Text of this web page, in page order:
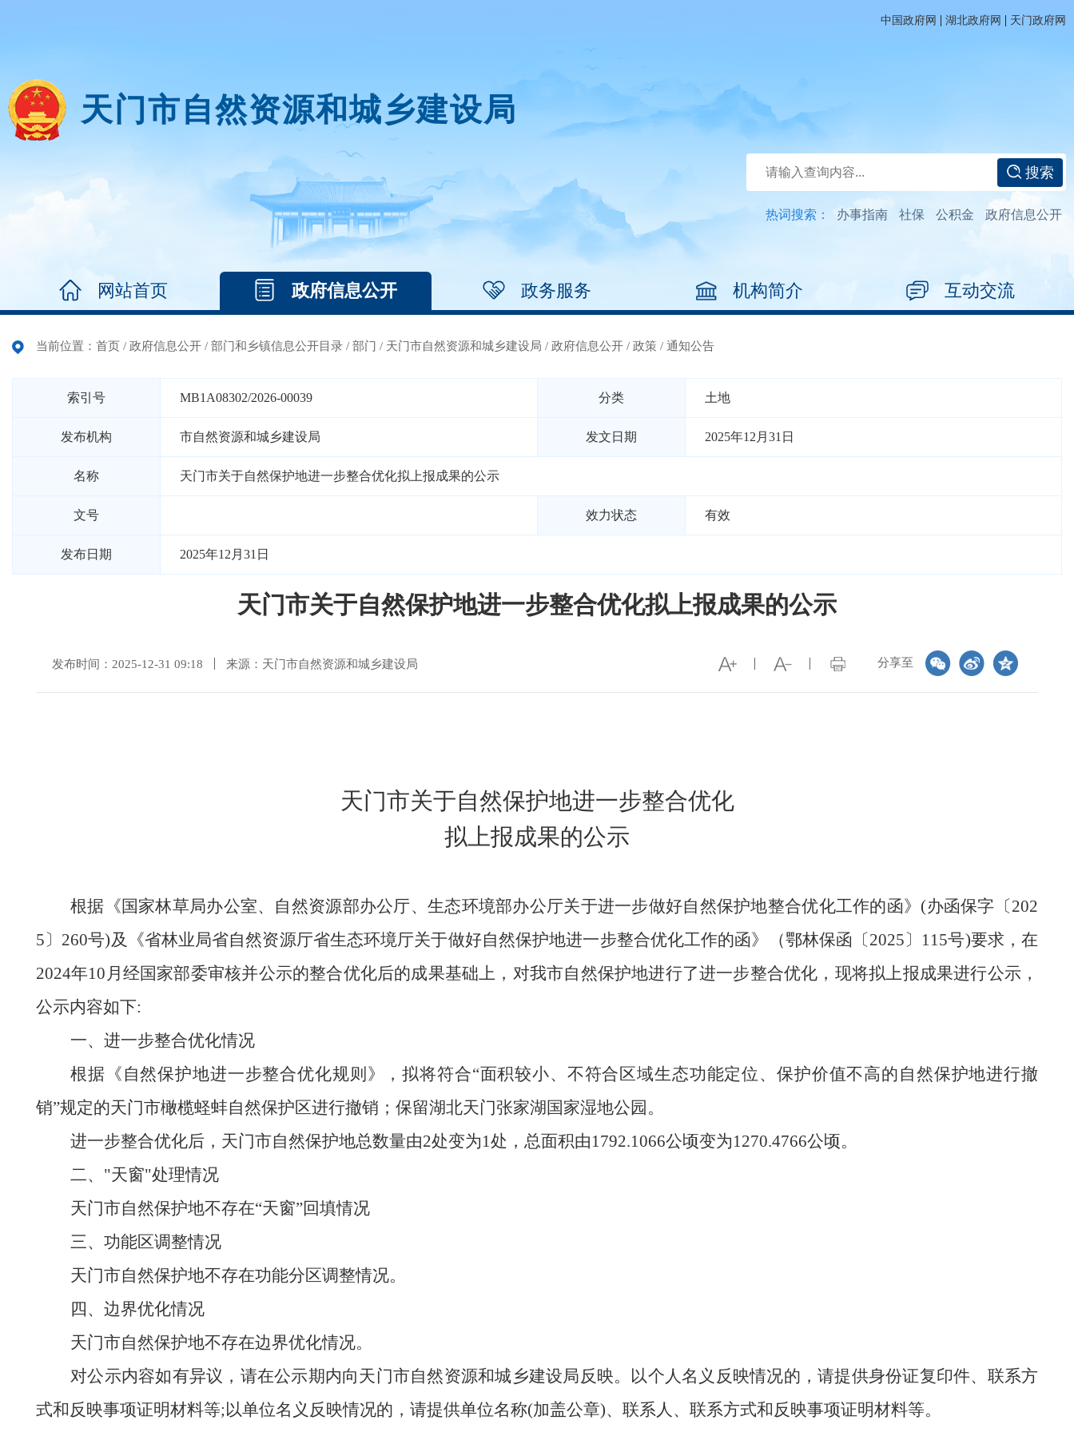
中国政府网 | 湖北政府网 | 天门政府网
天门市自然资源和城乡建设局
搜索
热词搜索： 办事指南 社保 公积金 政府信息公开
网站首页 政府信息公开 政务服务 机构简介 互动交流
当前位置： 首页 / 政府信息公开 / 部门和乡镇信息公开目录 / 部门 / 天门市自然资源和城乡建设局 / 政府信息公开 / 政策 / 通知公告
索引号 MB1A08302/2026-00039 分类 土地
发布机构 市自然资源和城乡建设局 发文日期 2025年12月31日
名称 天门市关于自然保护地进一步整合优化拟上报成果的公示
文号 效力状态 有效
发布日期 2025年12月31日
天门市关于自然保护地进一步整合优化拟上报成果的公示
分享至
发布时间：2025-12-31 09:18 来源：天门市自然资源和城乡建设局
天门市关于自然保护地进一步整合优化
拟上报成果的公示
根据《国家林草局办公室、自然资源部办公厅、生态环境部办公厅关于进一步做好自然保护地整合优化工作的函》 (办函保字〔202
5〕260号)及《省林业局省自然资源厅省生态环境厅关于做好自然保护地进一步整合优化工作的函》（鄂林保函〔2025〕115号)要求，在
2024年10月经国家部委审核并公示的整合优化后的成果基础上，对我市自然保护地进行了进一步整合优化，现将拟上报成果进行公示，
公示内容如下:
一、进一步整合优化情况
根据《自然保护地进一步整合优化规则》，拟将符合“面积较小、不符合区域生态功能定位、保护价值不高的自然保护地进行撤
销”规定的天门市橄榄蛏蚌自然保护区进行撤销；保留湖北天门张家湖国家湿地公园。
进一步整合优化后，天门市自然保护地总数量由2处变为1处，总面积由1792.1066公顷变为1270.4766公顷。
二、 "天窗"处理情况
天门市自然保护地不存在“天窗”回填情况
三、功能区调整情况
天门市自然保护地不存在功能分区调整情况。
四、边界优化情况
天门市自然保护地不存在边界优化情况。
对公示内容如有异议，请在公示期内向天门市自然资源和城乡建设局反映。以个人名义反映情况的，请提供身份证复印件、联系方
式和反映事项证明材料等;以单位名义反映情况的，请提供单位名称(加盖公章)、联系人、联系方式和反映事项证明材料等。